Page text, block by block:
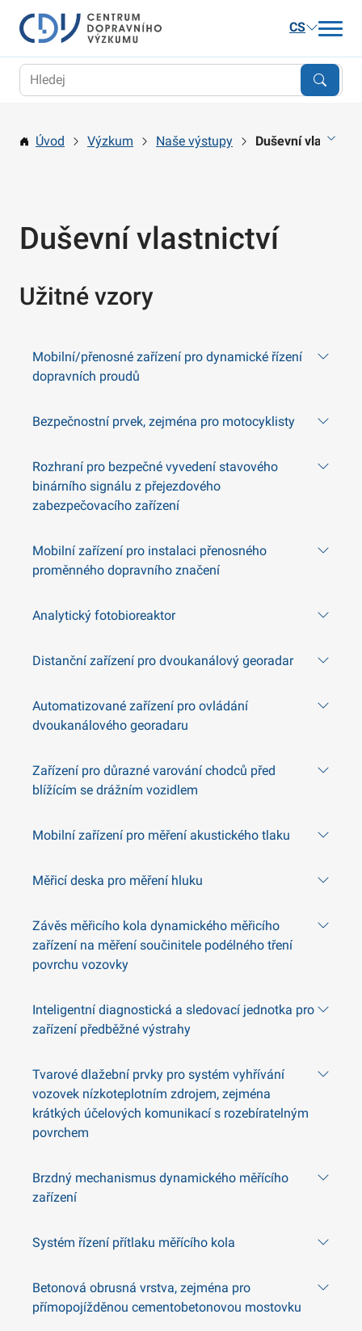
CS
Aktuality
Publikace a služby
Kontakt
Úvod Výzkum Naše výstupy Duševní vlastnictví
Duševní vlastnictví
Užitné vzory
Mobilní/přenosné zařízení pro dynamické řízení
dopravních proudů
Bezpečnostní prvek, zejména pro motocyklisty
Rozhraní pro bezpečné vyvedení stavového
binárního signálu z přejezdového
zabezpečovacího zařízení
Mobilní zařízení pro instalaci přenosného
proměnného dopravního značení
Analytický fotobioreaktor
Distanční zařízení pro dvoukanálový georadar
Automatizované zařízení pro ovládání
dvoukanálového georadaru
Zařízení pro důrazné varování chodců před
blížícím se drážním vozidlem
Mobilní zařízení pro měření akustického tlaku
Měřicí deska pro měření hluku
Závěs měřicího kola dynamického měřicího
zařízení na měření součinitele podélného tření
povrchu vozovky
Inteligentní diagnostická a sledovací jednotka pro
zařízení předběžné výstrahy
Tvarové dlažební prvky pro systém vyhřívání
vozovek nízkoteplotním zdrojem, zejména
krátkých účelových komunikací s rozebíratelným
povrchem
Brzdný mechanismus dynamického měřícího
zařízení
Systém řízení přítlaku měřícího kola
Betonová obrusná vrstva, zejména pro
přímopojížděnou cementobetonovou mostovku